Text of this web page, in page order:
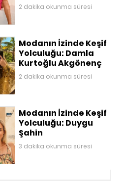
2 dakika okunma süresi
Modanın İzinde Keşif
Yolculuğu: Damla
Kurtoğlu Akgönenç
2 dakika okunma süresi
Modanın İzinde Keşif
Yolculuğu: Duygu
Şahin
3 dakika okunma süresi